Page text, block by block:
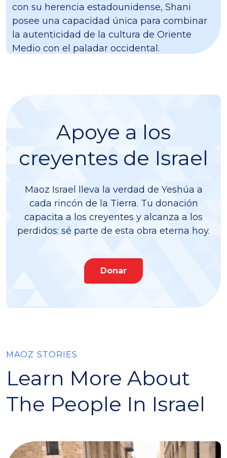
con su herencia estadounidense, Shani
posee una capacidad única para combinar
la autenticidad de la cultura de Oriente
Medio con el paladar occidental.
Apoye a los
creyentes de Israel
Maoz Israel lleva la verdad de Yeshúa a
cada rincón de la Tierra. Tu donación
capacita a los creyentes y alcanza a los
perdidos: sé parte de esta obra eterna hoy.
Donar
MAOZ STORIES
Learn More About
The People In Israel